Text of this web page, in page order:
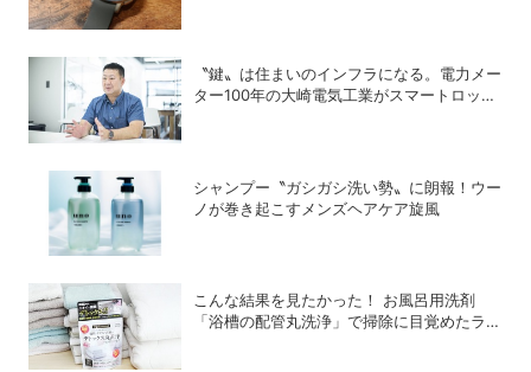
〝鍵〟は住まいのインフラになる。電力メー
ター100年の大崎電気工業がスマートロック
シャンプー〝ガシガシ洗い勢〟に朗報！ウー
ノが巻き起こすメンズヘアケア旋風
こんな結果を見たかった！ お風呂用洗剤
「浴槽の配管丸洗浄」で掃除に目覚めたライ